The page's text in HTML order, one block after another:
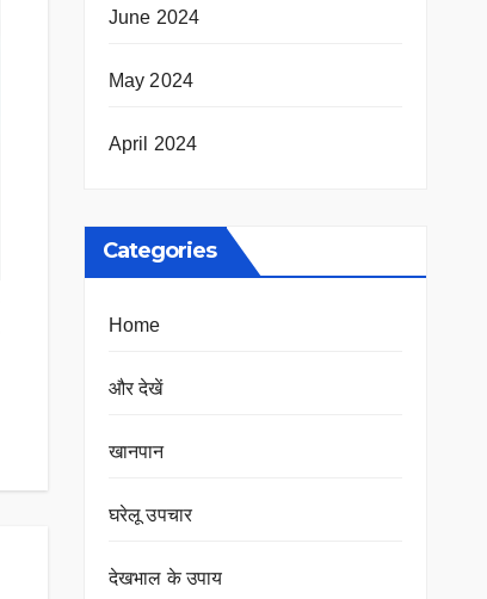
June 2024
May 2024
April 2024
Categories
Home
और देखें
खानपान
घरेलू उपचार
देखभाल के उपाय